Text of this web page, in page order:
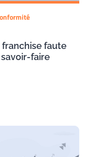
faute
savoir-faire